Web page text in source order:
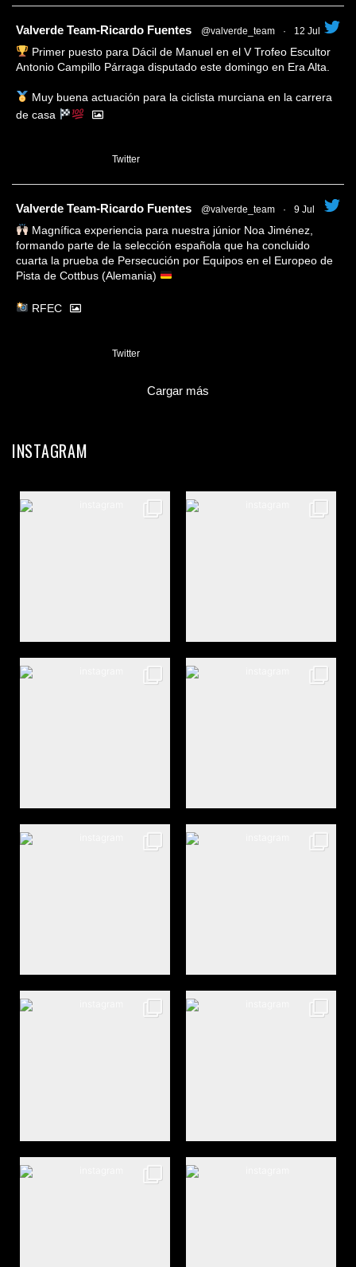
Valverde Team-Ricardo Fuentes @valverde_team · 12 Jul
Primer puesto para Dácil de Manuel en el V Trofeo Escultor
Antonio Campillo Párraga disputado este domingo en Era Alta.
Muy buena actuación para la ciclista murciana en la carrera
de casa
Twitter
Valverde Team-Ricardo Fuentes @valverde_team · 9 Jul
Magnífica experiencia para nuestra júnior Noa Jiménez,
formando parte de la selección española que ha concluido
cuarta la prueba de Persecución por Equipos en el Europeo de
Pista de Cottbus (Alemania)
RFEC
Twitter
Cargar más
INSTAGRAM